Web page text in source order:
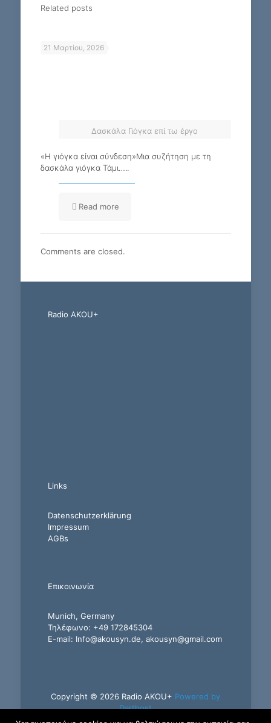
Related posts
Δασκάλα Γιόγκα επί τω έργο
21 Μαρτίου, 2026
«Η γιόγκα είναι σύνδεση»Μια συζήτηση με τη
δασκάλα γιόγκα Τάμι…..
Read more
Comments are closed.
Radio AKOU+
Links
Datenschutzerklärung
Impressum
AGBs
Επικοινωνία
Munich, Germany
Τηλέφωνο: +49 172845304
E-mail: Info@akousyn.de, akousyn@gmail.com
Copyright © 2026 Radio AKOU+ Powered by
Darthost